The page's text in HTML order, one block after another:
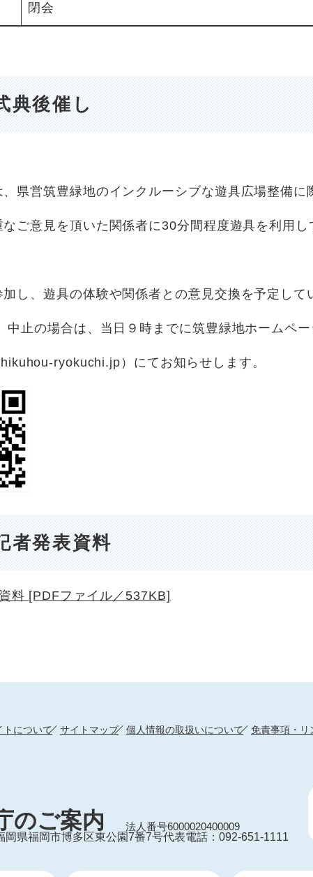
閉会
後催し
県営筑豊緑地のインクルーシブな遊具広場整備に
なご意見を頂いた関係者に30分間程度遊具を利用し
し、遊具の体験や関係者との意見交換を予定して
中止の場合は、当日９時までに筑豊緑地ホームペー
ryokuchi.jp）にてお知らせします。
発表資料
料 [PDFファイル／537KB]
トについて サイトマップ 個人情報の取扱いについて 免責事項・リ
のご案内
法人番号6000020400009
岡県福岡市博多区東公園7番7号代表電話：092-651-1111